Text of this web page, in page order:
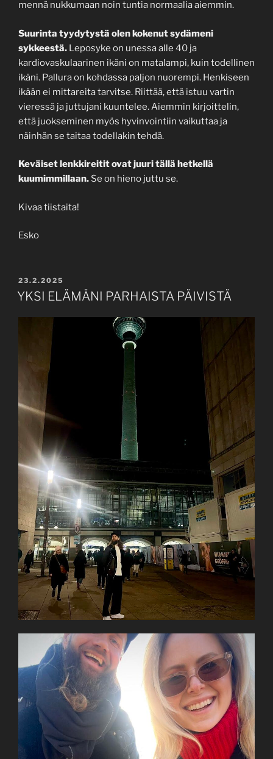
mennä nukkumaan noin tuntia normaalia aiemmin.
Suurinta tyydytystä olen kokenut sydämeni
sykkeestä. Leposyke on unessa alle 40 ja
kardiovaskulaarinen ikäni on matalampi, kuin todellinen
ikäni. Pallura on kohdassa paljon nuorempi. Henkiseen
ikään ei mittareita tarvitse. Riittää, että istuu vartin
vieressä ja juttujani kuuntelee. Aiemmin kirjoittelin,
että juokseminen myös hyvinvointiin vaikuttaa ja
näinhän se taitaa todellakin tehdä.
Keväiset lenkkireitit ovat juuri tällä hetkellä
kuumimmillaan. Se on hieno juttu se.
Kivaa tiistaita!
Esko
POSTED
ON
23.2.2025
YKSI ELÄMÄNI PARHAISTA PÄIVISTÄ